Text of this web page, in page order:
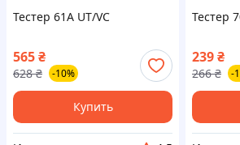
Тестер 61A UT/VC
565₴
628 ₴ -10%
Купить
Тестер
239₴
266 ₴ -